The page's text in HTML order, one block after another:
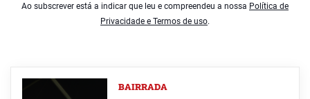
Ao subscrever está a indicar que leu e compreendeu a nossa Política de
Privacidade e Termos de uso.
BAIRRADA